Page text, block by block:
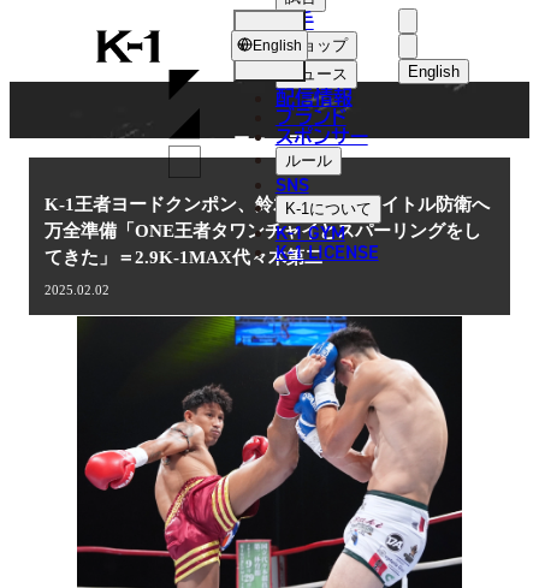
K-
1
English
中文（简体
選手
ショップ
ニュース
配信情報
ブランド
スポンサー
ルール
SNS
K-1について
K-1 GYM
K-1 LICENSE
English
NEWS
ニュース
K-1王者ヨードクンポン、鈴木勇人とのタイトル防衛へ
万全準備「ONE王者タワンチャイとスパーリングをし
てきた」＝2.9K-1MAX代々木第二
2025.02.02